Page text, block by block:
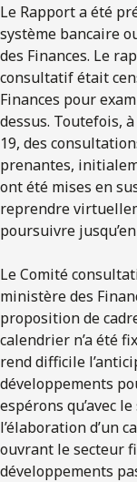
Le Rapport a été
système bancaire
des Finances. Le
consultatif était
Finances pour
dessus. Toutefois,
19, des
prenantes,
ont été mises en
reprendre
poursuivre
Le Comité
ministère des
proposition de
calendrier n’a été
rend difficile
développements
espérons qu’avec
l’élaboration d’un
ouvrant le secteur
développements